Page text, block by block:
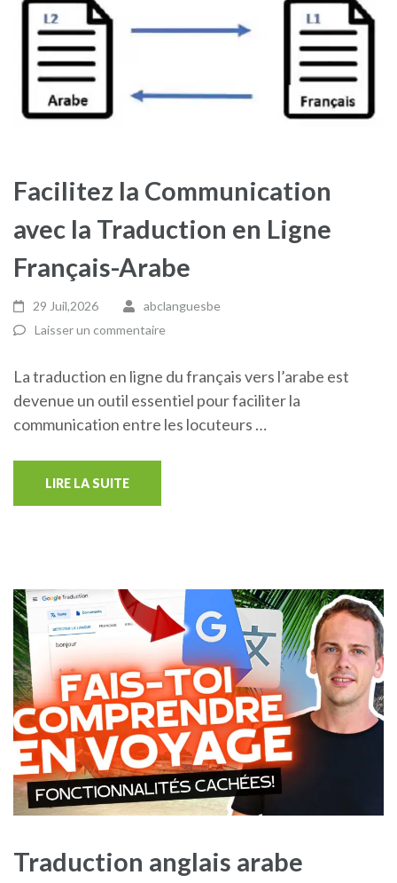
Facilitez la Communication
avec la Traduction en Ligne
Français-Arabe
29 Juil,2026
abclanguesbe
Laisser un commentaire
La traduction en ligne du français vers l’arabe est
devenue un outil essentiel pour faciliter la
communication entre les locuteurs …
LIRE LA SUITE
Traduction anglais arabe